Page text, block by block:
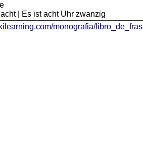
| Es ist acht Uhr zwanzig
monografia/